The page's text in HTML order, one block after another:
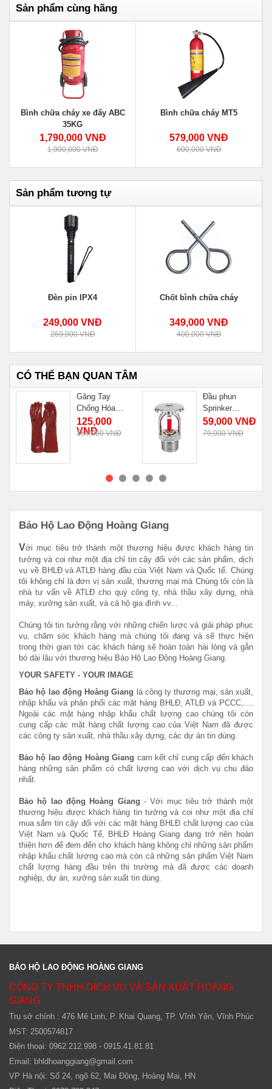
Sản phẩm cùng hãng
Bình chữa cháy xe đẩy ABC
35KG
1,790,000 VNĐ
1,900,000 VNĐ
Bình chữa cháy MT5
579,000 VNĐ
600,000 VNĐ
Sản phẩm tương tự
Đèn pin IPX4
249,000 VNĐ
269,000 VNĐ
Chốt bình chữa cháy
349,000 VNĐ
400,000 VNĐ
CÓ THỂ BẠN QUAN TÂM
Găng Tay
Chống Hóa
Chất BASF
PVCC400
125,000
VNĐ
155,000 VNĐ
Đầu phun
Sprinker
hướng lên
59,000 VNĐ
79,000 VNĐ
Bảo Hộ Lao Động Hoàng Giang
Với mục tiêu trở thành một thương hiệu được khách hàng tin
tưởng và coi như một địa chỉ tin cậy đối với các sản phẩm, dịch
vụ về BHLĐ và ATLĐ hàng đầu của Việt Nam và Quốc tế. Chúng
tôi không chỉ là đơn vị sản xuất, thương mại mà Chúng tôi còn là
nhà tư vấn về ATLĐ cho quý công ty, nhà thầu xây dựng, nhà
máy, xưởng sản xuất, và cả hộ gia đình vv...
Chúng tôi tin tưởng rằng với những chiến lược và giải pháp phục
vụ, chăm sóc khách hàng mà chúng tôi đang và sẽ thực hiện
trong thời gian tới các khách hàng sẽ hoàn toàn hài lòng và gắn
bó dài lâu với thương hiệu Bảo Hộ Lao Động Hoàng Giang.
YOUR SAFETY - YOUR IMAGE
Bảo hộ lao động Hoàng Giang là công ty thương mại, sản xuất,
nhập khẩu và phân phối các mặt hàng BHLĐ, ATLĐ và PCCC,....
Ngoài các mặt hàng nhập khẩu chất lượng cao chúng tôi còn
cung cấp các mặt hàng chất lượng cao của Việt Nam đã được
các công ty sản xuất, nhà thầu xây dựng, các dự án tin dùng.
Bảo hộ lao động Hoàng Giang cam kết chỉ cung cấp đến khách
hàng những sản phẩm có chất lượng cao với dịch vụ chu đáo
nhất.
Bảo hộ lao động Hoàng Giang - Với mục tiêu trở thành một
thương hiệu được khách hàng tin tưởng và coi như một địa chỉ
mua sắm tin cậy đối với các mặt hàng BHLĐ chất lượng cao của
Việt Nam và Quốc Tế,
BHLĐ Hoàng Giang đang trở nên hoàn
thiện hơn để đem đến cho khách hàng không chỉ những sản phẩm
nhập khẩu chất lượng cao mà còn cả những sản phẩm Việt Nam
chất lượng hàng đầu trên thị trường mà đã được các doanh
nghiệp, dự án, xưởng sản xuất tin dùng.
BẢO HỘ LAO ĐỘNG HOÀNG GIANG
CÔNG TY TNHH DỊCH VỤ VÀ SẢN XUẤT HOÀNG
GIANG
Trụ sở chính : 476 Mê Linh, P. Khai Quang, TP. Vĩnh Yên, Vĩnh Phúc
MST: 2500574817
Điện thoại: 0962.212.998 - 0915.41.81.81
Email: bhldhoanggiang@gmail.com
VP Hà nội: Số 24, ngõ 62, Mai Động, Hoàng Mai, HN